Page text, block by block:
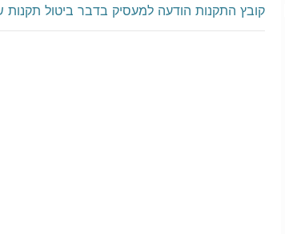
קובץ התקנות הודעה למעסיק בדבר ביטול